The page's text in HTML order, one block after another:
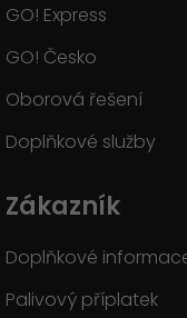
GO! Express
GO! Česko
Oborová řešení
Doplňkové služby
Zákazník
Doplňkové
Palivový příplatek